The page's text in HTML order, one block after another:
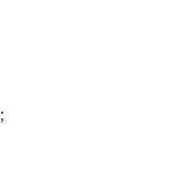
;